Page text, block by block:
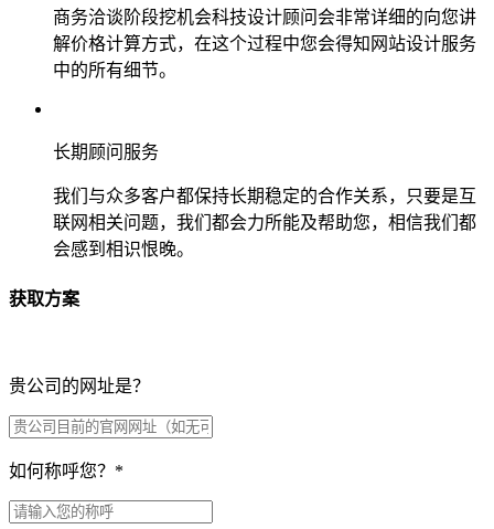
商务洽谈阶段挖机会科技设计顾问会非常详细的向您讲
解价格计算方式，在这个过程中您会得知网站设计服务
中的所有细节。
长期顾问服务
我们与众多客户都保持长期稳定的合作关系，只要是互
联网相关问题，我们都会力所能及帮助您，相信我们都
会感到相识恨晚。
获取方案
贵公司的网址是？
如何称呼您？ *